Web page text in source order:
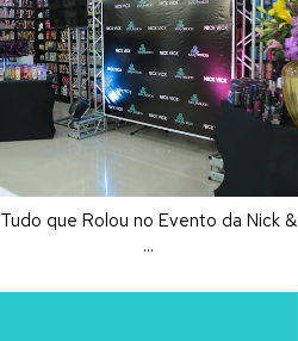
Tudo que Rolou no Evento da Nick &
...